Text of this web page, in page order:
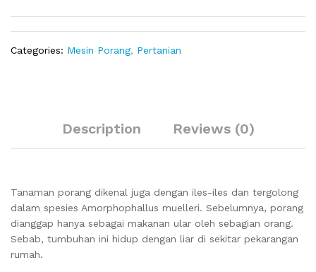
Categories: Mesin Porang, Pertanian
Description Reviews (0)
Tanaman porang dikenal juga dengan iles-iles dan tergolong
dalam spesies Amorphophallus muelleri. Sebelumnya, porang
dianggap hanya sebagai makanan ular oleh sebagian orang.
Sebab, tumbuhan ini hidup dengan liar di sekitar pekarangan
rumah.